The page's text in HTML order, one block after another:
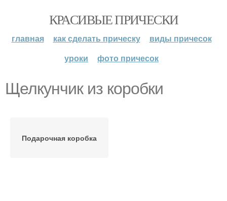
КРАСИВЫЕ ПРИЧЕСКИ
главная как сделать прическу
виды причесок
уроки
фото причесок
Щелкунчик из коробки
Подарочная коробка